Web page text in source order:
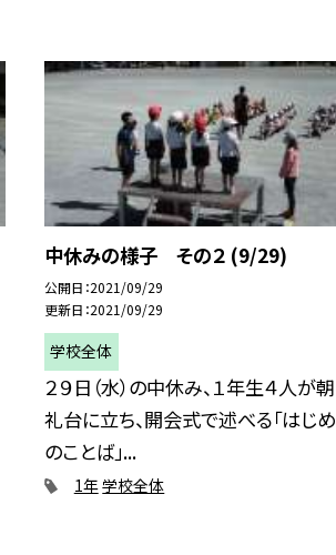
中休みの様子 その２ (9/29)
公開日 2021/09/29
更新日 2021/09/29
学校全体
２９日（水）の中休み、１年生４人が朝
礼台に立ち、開会式で述べる「はじめ
のことば」...
1年学校全体